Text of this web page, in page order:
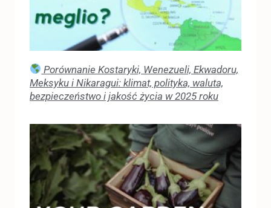
Porównanie Kostaryki, Wenezueli, Ekwadoru,
Meksyku i Nikaragui: klimat, polityka, waluta,
bezpieczeństwo i jakość życia w 2025 roku